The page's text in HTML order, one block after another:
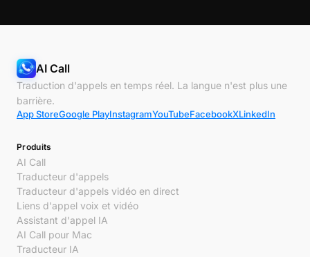
AI Call
Traduction d'appels en temps réel. La langue n'est plus une
barrière.
App StoreGoogle PlayInstagramYouTubeFacebookXLinkedIn
Produits
AI Call
Traducteur d'appels
Traducteur d'appels vidéo en direct
Liens d'appel voix et vidéo
Assistant d'appel IA
AI Call pour Mac
Traducteur IA